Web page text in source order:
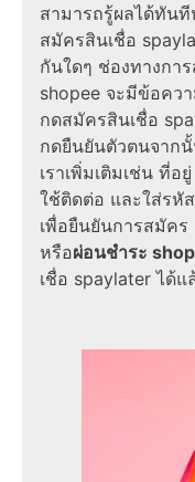
สามารถรู้ผลได้ทัน
สมัครสินเชื่อ
กันใดๆ ช่องทางกา
shopee จะมีข้อคว
กดสมัครสินเชื่อ
กดยืนยันตัวตนจาก
เราเพิ่มเติมเช่น ที่
ใช้ติดต่อ และใส่รหั
เพื่อยืนยันการสมัคร
หรือผ่อนชำระ
เชื่อ spaylater ได้แ